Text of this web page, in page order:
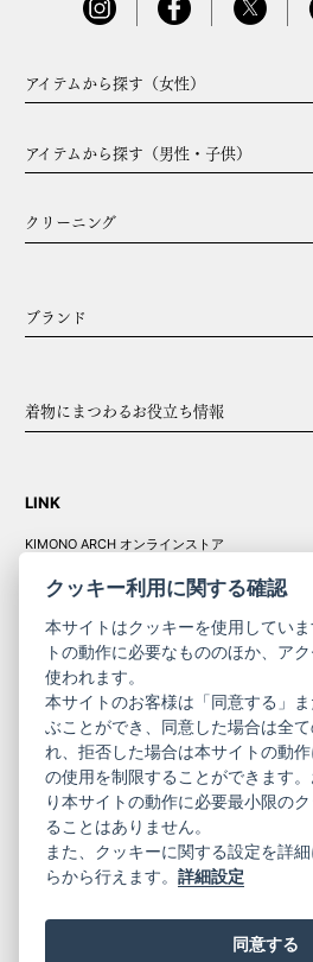
アイテムから探す（女性）
アイテムから探す（男性・子供）
クリーニング
ブランド
着物にまつわるお役立ち情報
LINK
KIMONO ARCH オンラインストア
コーポレート
サイト
ニュースレター
お問い合わせ
プライバシーポリシー
特定
ご利用規約
クッキー利用に関する確認
本サイトはクッキーを使用してい
トの動作に必要なもののほか、ア
使われます。
本サイトのお客様は「同意する」
ぶことができ、同意した場合は全
れ、拒否した場合は本サイトの動
の使用を制限することができます
り本サイトの動作に必要最小限の
ることはありません。
また、クッキーに関する設定を詳
らから行えます。詳細設定
同意する